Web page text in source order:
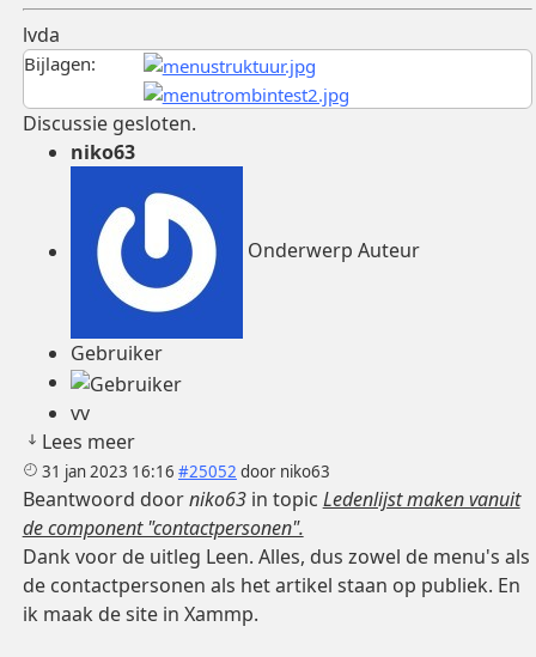
lvda
Bijlagen:
Discussie gesloten.
niko63
Onderwerp Auteur
Gebruiker
vv
Lees meer
31 jan 2023 16:16 #25052 door niko63
Beantwoord doorniko63in topic Ledenlijst maken vanuit
de component "contactpersonen".
Dank voor de uitleg Leen. Alles, dus zowel de menu's als
de contactpersonen als het artikel staan op publiek. En
ik maak de site in Xammp.